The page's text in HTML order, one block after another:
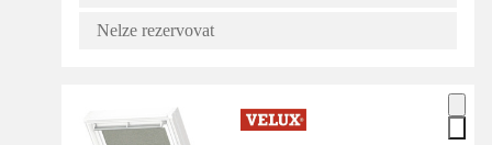
Nelze rezervovat